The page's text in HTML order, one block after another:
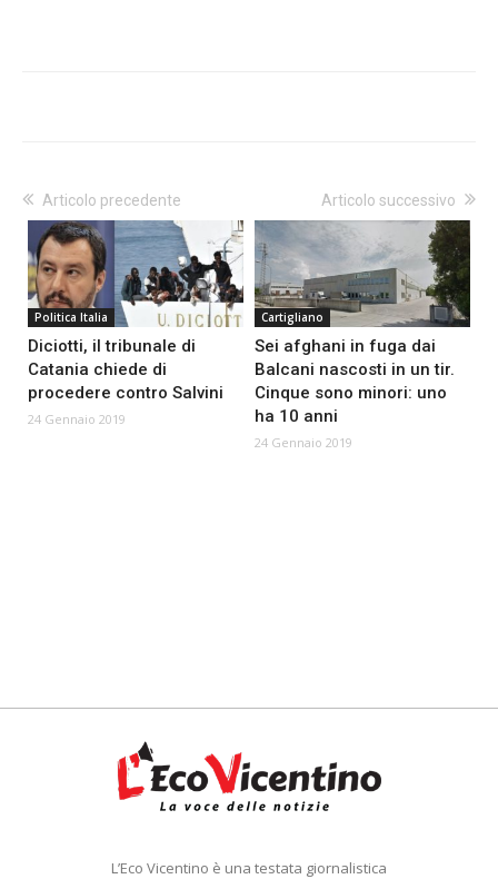
Articolo precedente
Politica Italia
Diciotti, il tribunale di
Catania chiede di
procedere contro Salvini
24 Gennaio 2019
Articolo successivo
Cartigliano
Sei afghani in fuga dai
Balcani nascosti in un tir.
Cinque sono minori: uno
ha 10 anni
24 Gennaio 2019
L’Eco Vicentino è una testata giornalistica